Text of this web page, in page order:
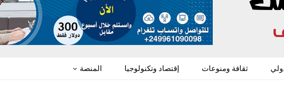
ثقافة ومنوعات إقتصاد وتكنولوجيا المنصة